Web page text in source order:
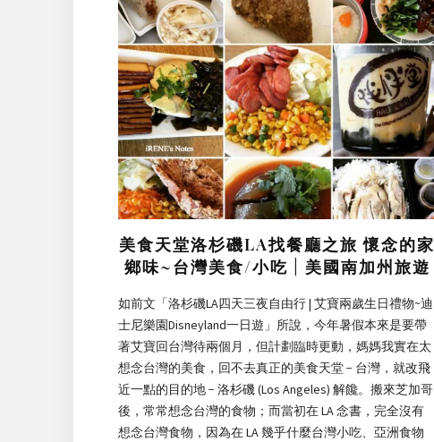
美食天堂洛杉磯LA找餐廳之旅 懷念的家
鄉味~台灣美食/小吃 | 美國南加州旅遊
如前文「洛杉磯LA四天三夜自由行 | 艾寶兩歲生日禮物~迪
士尼樂園Disneyland一日遊」所說，今年暑假本來是要帶
著艾寶回台灣待兩個月，但計劃臨時更動，媽媽我實在太
想念台灣的美食，回不去真正的美食天堂 − 台灣，就改飛
近一點的目的地 − 洛杉磯 (Los Angeles) 解饞。搬來芝加哥
後，常常想念台灣的食物；而當初在 LA 念書，完全沒有
想念台灣食物，因為在 LA 幾乎什麼台灣小吃、亞洲食物